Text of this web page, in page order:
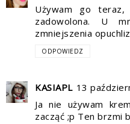
Używam go
zadowolona. U
zmniejszenia
ODPOWIEDZ
KASIAPL 13
Ja nie używam
zacząć ;p Ten brzmi